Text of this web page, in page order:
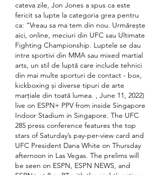
cateva zile, Jon Jones a spus ca este
fericit sa lupte la categoria grea pentru
ca: “Vreau sa ma tem din nou. Urmărește
aici, online, meciuri din UFC sau Ultimate
Fighting Championship. Luptele se dau
intre sportivi din MMA sau mixed martial
arts, un stil de luptă care include tehnici
din mai multe sporturi de contact - box,
kickboxing și diverse tipuri de arte
marțiale din toată lumea. , June 11, 2022)
live on ESPN+ PPV from inside Singapore
Indoor Stadium in Singapore. The UFC
285 press conference features the top
stars of Saturday’s pay-per-view card and
UFC President Dana White on Thursday
afternoon in Las Vegas. The prelims will
be seen on ESPN, ESPN NEWS, and